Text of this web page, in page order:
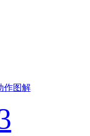
作图解